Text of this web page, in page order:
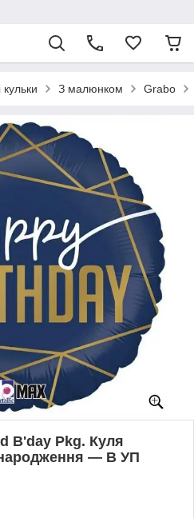
З малюнком Grabo
B'day Pkg. Куля
— В УП